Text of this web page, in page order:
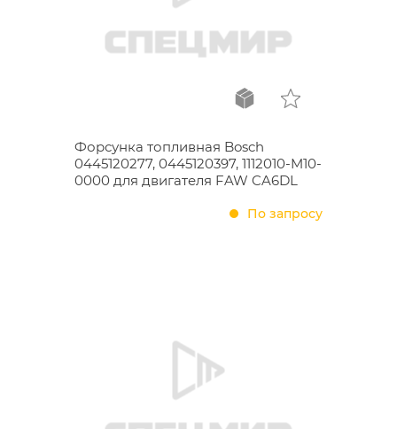
Форсунка топливная Bosch
0445120277, 0445120397, 1112010-M10-
0000 для двигателя FAW CA6DL
По запросу